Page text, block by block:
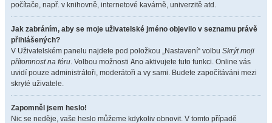
počítače, např. v knihovně, internetové kavárně, univerzitě atd.
Jak zabráním, aby se moje uživatelské jméno objevilo v seznamu právě
přihlášených?
V Uživatelském panelu najdete pod položkou „Nastavení“ volbu Skrýt moji
přítomnost na fóru. Volbou možnosti Ano aktivujete tuto funkci. Online vás
uvidí pouze administrátoři, moderátoři a vy sami. Budete započítáváni mezi
skryté uživatele.
Zapomněl jsem heslo!
Nic se neděje, vaše heslo můžeme kdykoliv obnovit. V tomto případě